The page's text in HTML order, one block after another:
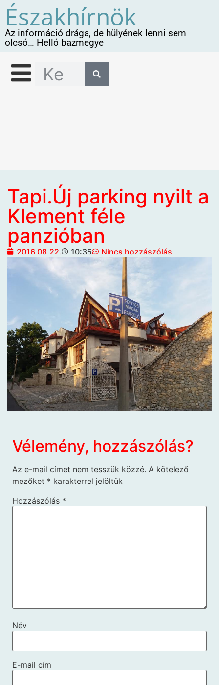
Északhírnök
Az információ drága, de hülyének lenni sem
olcsó… Helló bazmegye
Tapi.Új parking nyilt a
Klement féle
panzióban
2016.08.22. 10:35 Nincs hozzászólás
Vélemény, hozzászólás?
Az e-mail címet nem tesszük közzé. A kötelező
mezőket * karakterrel jelöltük
Hozzászólás *
Név
E-mail cím